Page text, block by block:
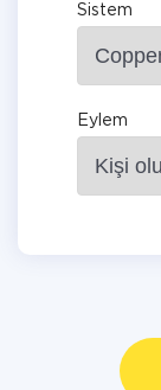
Sistem
Eylem